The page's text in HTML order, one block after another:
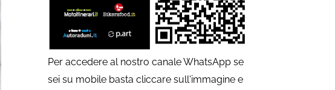
Per accedere al nostro canale WhatsApp se
sei su mobile basta cliccare sull'immagine e